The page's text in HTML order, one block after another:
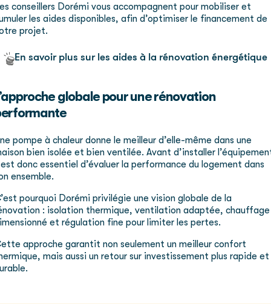
conseillers Dorémi vous accompagnent pour mobiliser et
les aides disponibles, afin d’optimiser le financement de
projet.
En savoir plus sur les aides à la rénovation énergétique
globale pour une rénovation
pompe à chaleur donne le meilleur d’elle-même dans une
bien isolée et bien ventilée. Avant d’installer
donc essentiel d’évaluer la performance du logement dans
ensemble.
pourquoi Dorémi privilégie une vision globale de la
: isolation thermique, ventilation adaptée, chauffage
et régulation fine pour limiter les pertes.
approche garantit non seulement un meilleur confort
mais aussi un retour sur investissement plus rapide et